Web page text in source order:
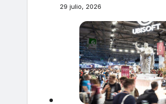
29 julio, 2026